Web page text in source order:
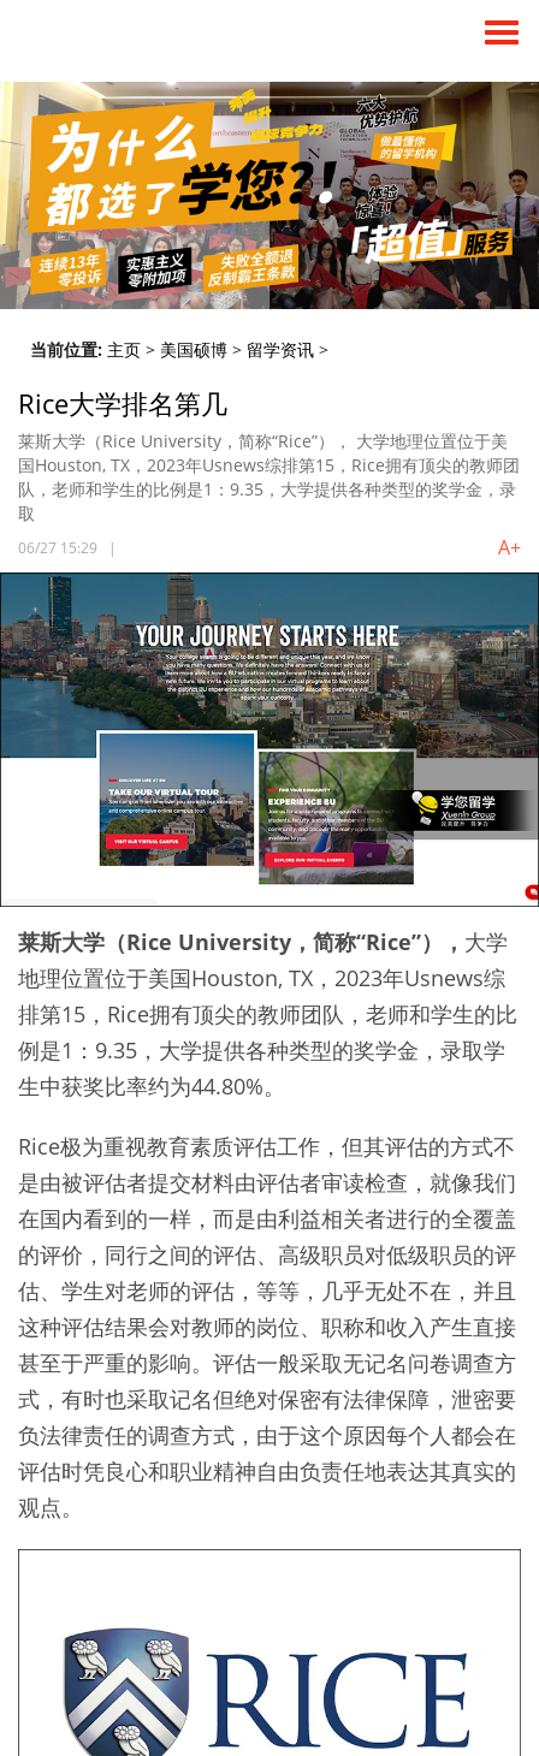
当前位置: 主页 > 美国硕博 > 留学资讯 >
Rice大学排名第几
莱斯大学（Rice University，简称“Rice”）， 大学地理位置位于美
国Houston, TX，2023年Usnews综排第15，Rice拥有顶尖的教师团
队，老师和学生的比例是1：9.35，大学提供各种类型的奖学金，录
取
06/27 15:29 | A+
莱斯大学（Rice University，简称“Rice”）， 大学
地理位置位于美国Houston, TX，2023年Usnews综
排第15，Rice拥有顶尖的教师团队，老师和学生的比
例是1：9.35，大学提供各种类型的奖学金，录取学
生中获奖比率约为44.80%。
Rice极为重视教育素质评估工作，但其评估的方式不
是由被评估者提交材料由评估者审读检查，就像我们
在国内看到的一样，而是由利益相关者进行的全覆盖
的评价，同行之间的评估、高级职员对低级职员的评
估、学生对老师的评估，等等，几乎无处不在，并且
这种评估结果会对教师的岗位、职称和收入产生直接
甚至于严重的影响。评估一般采取无记名问卷调查方
式，有时也采取记名但绝对保密有法律保障，泄密要
负法律责任的调查方式，由于这个原因每个人都会在
评估时凭良心和职业精神自由负责任地表达其真实的
观点。